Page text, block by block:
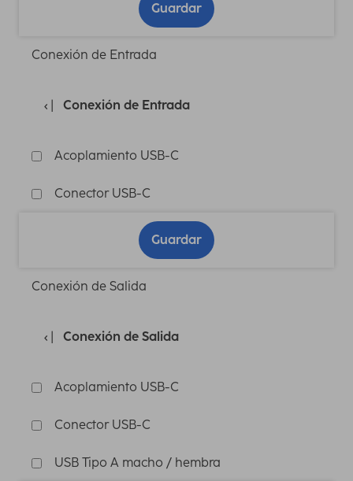
Guardar
Conexión de Entrada
Conexión de Entrada
Acoplamiento USB-C
Conector USB-C
Guardar
Conexión de Salida
Conexión de Salida
Acoplamiento USB-C
Conector USB-C
USB Tipo A macho / hembra